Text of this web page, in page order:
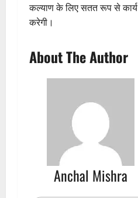
कल्याण के लिए सतत रूप से कार्य
करेगी।
About The Author
Anchal Mishra